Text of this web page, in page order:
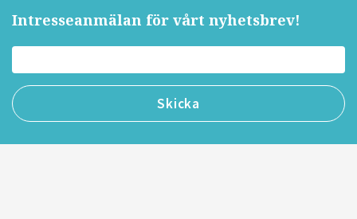
Intresseanmälan för vårt nyhetsbrev!